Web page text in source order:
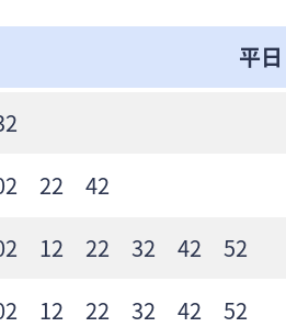
平日
22 42
12 22 32 42 52
12 22 32 42 52